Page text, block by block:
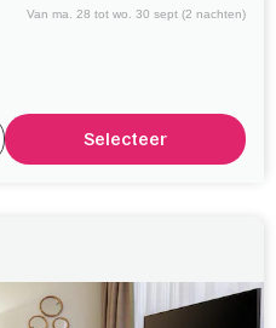
Van ma. 28 tot wo. 30 sept (2 nachten)
Selecteer